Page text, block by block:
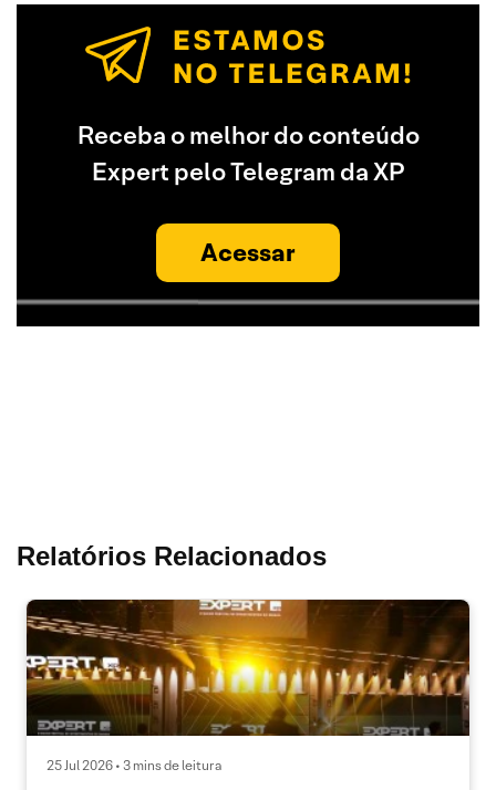
Receba o melhor do conteúdo
Expert pelo Telegram da XP
Acessar
Relatórios Relacionados
25 Jul 2026 • 3 mins de leitura